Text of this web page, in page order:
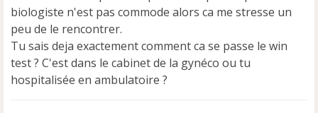
biologiste n'est pas commode alors ca me stresse un
peu de le rencontrer.
Tu sais deja exactement comment ca se passe le win
test ? C'est dans le cabinet de la gynéco ou tu
hospitalisée en ambulatoire ?